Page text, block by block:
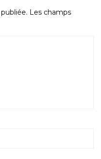
Les champs